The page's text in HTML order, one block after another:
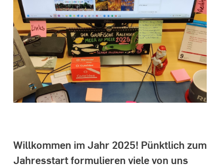
Willkommen im Jahr 2025! Pünktlich zum
Jahresstart formulieren viele von uns